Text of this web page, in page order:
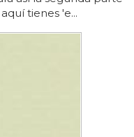
tienes 'e...